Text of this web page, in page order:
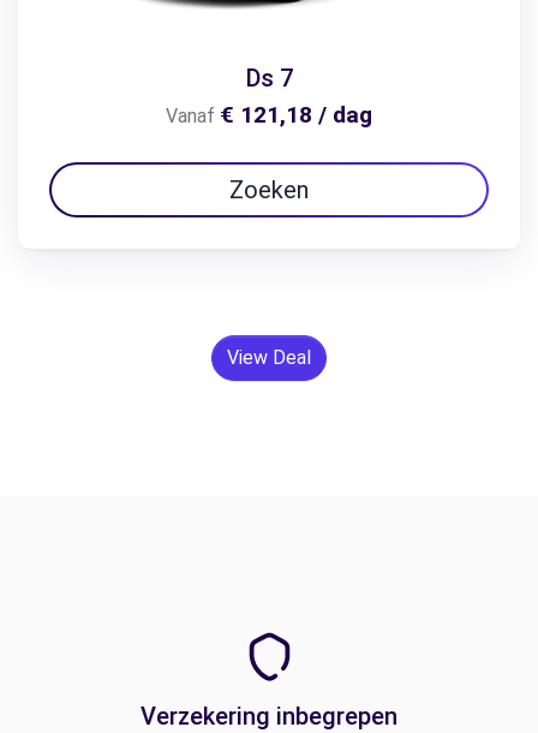
Ds 7
Vanaf € 121,18 / dag
Zoeken
View Deal
Verzekering inbegrepen